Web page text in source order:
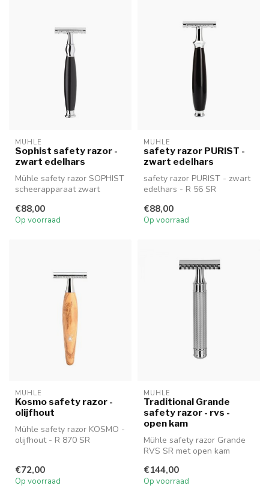
MUHLE
Sophist safety razor -
zwart edelhars
Mühle safety razor SOPHIST
scheerapparaat zwart
€88,00
Op voorraad
MUHLE
safety razor PURIST -
zwart edelhars
safety razor PURIST - zwart
edelhars - R 56 SR
€88,00
Op voorraad
MUHLE
Kosmo safety razor -
olijfhout
Mühle safety razor KOSMO -
olijfhout - R 870 SR
€72,00
Op voorraad
MUHLE
Traditional Grande
safety razor - rvs -
open kam
Mühle safety razor Grande
RVS SR met open kam
€144,00
Op voorraad